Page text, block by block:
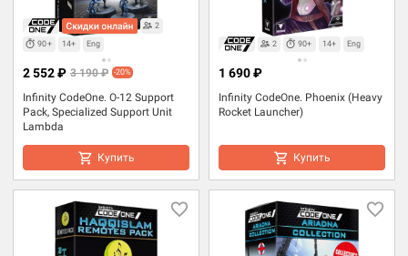
2
90+
14+ Eng
Infinity CodeOne. O-12 Support
Pack, Specialized Support Unit
Lambda
2 552 ₽ 3 190 ₽ -20%
Купить
2 90+ 14+ Eng
Infinity CodeOne. Phoenix (Heavy
Rocket Launcher)
1 690 ₽
Купить